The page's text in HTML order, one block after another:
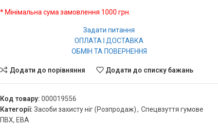
* Мінімальна сума замовлення 1000 грн.
Задати питання
ОПЛАТА І ДОСТАВКА
ОБМІН ТА ПОВЕРНЕННЯ
Додати до порівняння Додати до списку бажань
Код товару: 000019556
Категорії: Засоби захисту ніг (Розпродаж), Спецвзуття гумове
ПВХ, ЕВА